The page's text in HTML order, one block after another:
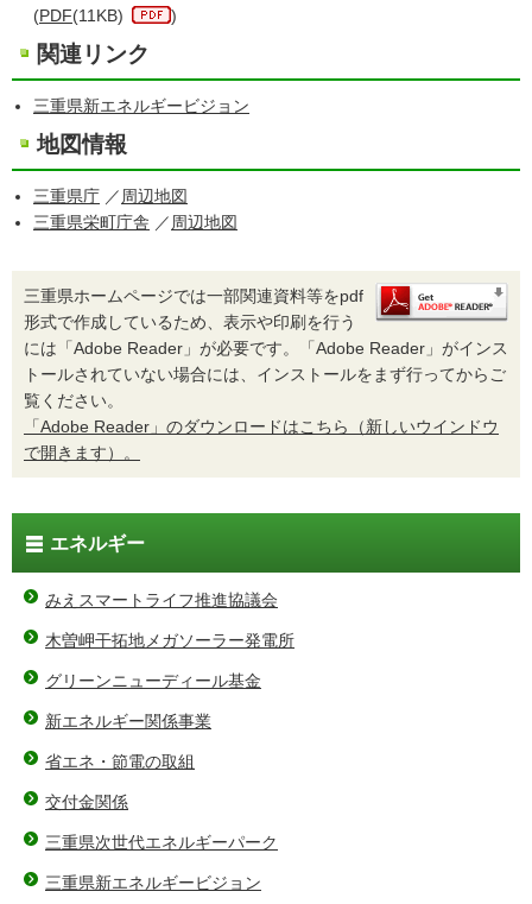
(PDF(11KB) )
関連リンク
三重県新エネルギービジョン
地図情報
三重県庁 ／ 周辺地図
三重県栄町庁舎 ／ 周辺地図
三重県ホームページでは一部関連資料等をpdf
形式で作成しているため、表示や印刷を行う
には「Adobe Reader」が必要です。「Adobe Reader」がインス
トールされていない場合には、インストールをまず行ってからご
覧ください。
「Adobe Reader」のダウンロードはこちら（新しいウインドウ
で開きます）。
エネルギー
みえスマートライフ推進協議会
木曽岬干拓地メガソーラー発電所
グリーンニューディール基金
新エネルギー関係事業
省エネ・節電の取組
交付金関係
三重県次世代エネルギーパーク
三重県新エネルギービジョン